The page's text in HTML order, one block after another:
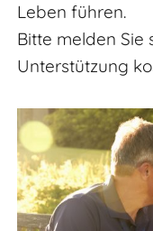
Leben führen.
Bitte melden Sie
Unterstützung